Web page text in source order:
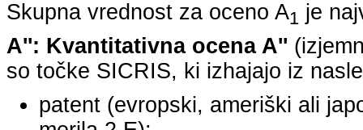
Skupna vrednost za oceno A1 je
A'': Kvantitativna ocena A''
so točke SICRIS, ki izhajajo iz
patent (evropski, ameriški ali